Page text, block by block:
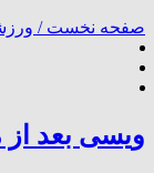
صفحه نخست /
ویسی بعد از